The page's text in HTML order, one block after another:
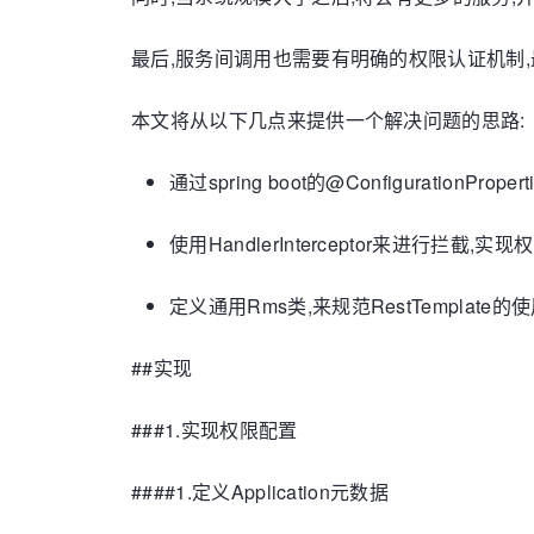
最后,服务间调用也需要有明确的权限认证机
本文将从以下几点来提供一个解决问题的思路:
通过spring boot的
使用HandlerInterceptor来进行拦截,实现
定义通用Rms类,来规范RestTemplate的
##实现
###1.实现权限配置
####1.定义Application元数据